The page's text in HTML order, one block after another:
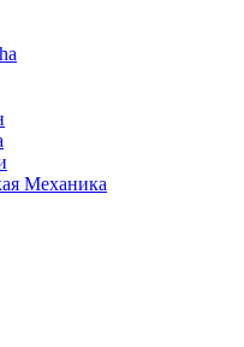
Механика